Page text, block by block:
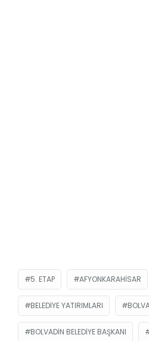
5. ETAP AFYONKARAHISAR
BELEDIYE YATIRIMLARI
BOLVADIN BELEDIYE BAŞKANI